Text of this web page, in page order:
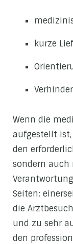
kurze
Wenn die
aufgestellt
den
sondern auch
Seiten:
die
und zu sehr
den